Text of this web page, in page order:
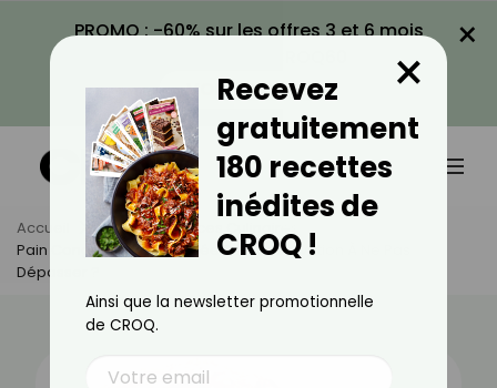
PROMO : -60% sur les offres 3 et 6 mois
VOIR LA PROMO
×
Accueil Actus
Astuces Culinaires
Pain Congelé : Quelle Durée De Conservation À Ne Pas
Dépasser ?
Recevez
gratuitement
180 recettes
inédites de
CROQ !
×
Ainsi que la newsletter promotionnelle
de CROQ.